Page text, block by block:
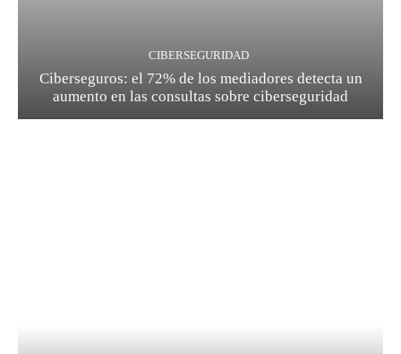
CIBERSEGURIDAD
Ciberseguros: el 72% de los mediadores detecta un
aumento en las consultas sobre ciberseguridad